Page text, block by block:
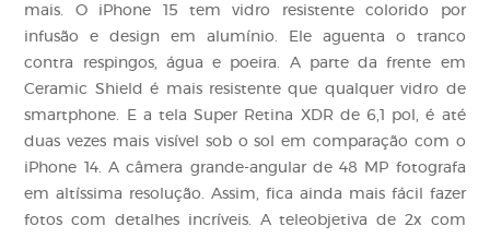
mais. O iPhone 15 tem vidro resistente colorido por
infusão e design em alumínio. Ele aguenta o tranco
contra respingos, água e poeira. A parte da frente em
Ceramic Shield é mais resistente que qualquer vidro de
smartphone. E a tela Super Retina XDR de 6,1 pol, é até
duas vezes mais visível sob o sol em comparação com o
iPhone 14. A câmera grande-angular de 48 MP fotografa
em altíssima resolução. Assim, fica ainda mais fácil fazer
fotos com detalhes incríveis. A teleobjetiva de 2x com